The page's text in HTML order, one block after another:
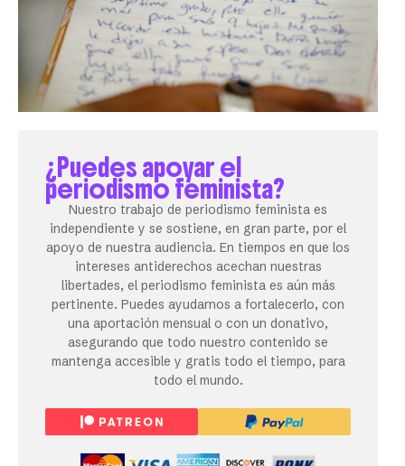
¿Puedes apoyar el
periodismo feminista?
Nuestro trabajo de periodismo feminista es
independiente y se sostiene, en gran parte, por el
apoyo de nuestra audiencia. En tiempos en que los
intereses antiderechos acechan nuestras
libertades, el periodismo feminista es aún más
pertinente. Puedes ayudarnos a fortalecerlo, con
una aportación mensual o con un donativo,
asegurando que todo nuestro contenido se
mantenga accesible y gratis todo el tiempo, para
todo el mundo.